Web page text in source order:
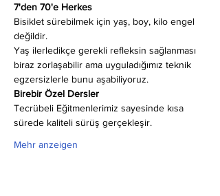
7'den 70'e Herkes
Bisiklet sürebilmek için yaş, boy, kilo engel
değildir.
Yaş ilerledikçe gerekli refleksin sağlanması
biraz zorlaşabilir ama uyguladığımız teknik
egzersizlerle bunu aşabiliyoruz.
Birebir Özel Dersler
Tecrübeli Eğitmenlerimiz sayesinde kısa
sürede kaliteli sürüş gerçekleşir.
Mehr anzeigen